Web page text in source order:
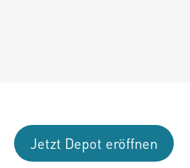
Jetzt Depot eröffnen